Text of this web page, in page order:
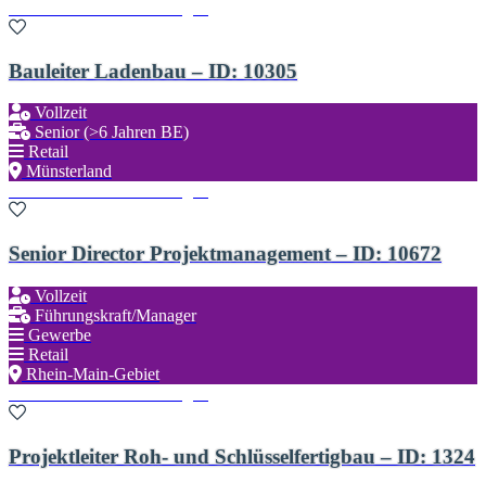
Bauleiter Ladenbau – ID: 10305
Vollzeit
Senior (>6 Jahren BE)
Retail
Münsterland
Senior Director Projektmanagement – ID: 10672
Vollzeit
Führungskraft/Manager
Gewerbe
Retail
Rhein-Main-Gebiet
Projektleiter Roh- und Schlüsselfertigbau – ID: 1324